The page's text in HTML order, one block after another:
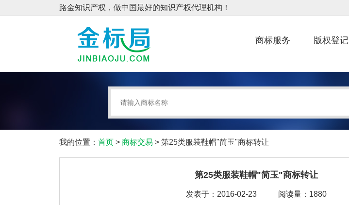
版权登记
商标服务
我的位置： 首页 > 商标交易 > 第25类服装鞋帽"简玉"商标转让
第25类服装鞋帽"简玉"商标转让
发表于：2016-02-23 阅读量：1880